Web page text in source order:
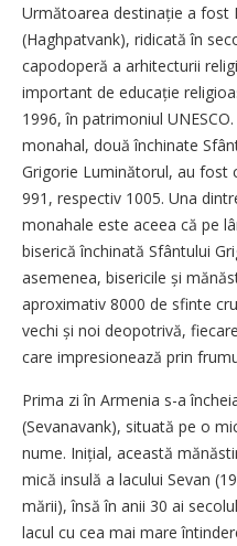
Următoarea destinație a fost
(Haghpatvank), ridicată în
capodoperă a arhitecturii
important de educație
1996, în patrimoniul
monahal, două închinate
Grigorie Luminătorul, au fost
991, respectiv 1005. Una
monahale este aceea că pe
biserică închinată Sfântului
asemenea, bisericile și
aproximativ 8000 de sfinte
vechi și noi deopotrivă,
care impresionează prin
Prima zi în Armenia s-a
(Sevanavank), situată pe o
nume. Inițial, această
mică insulă a lacului Sevan
mării), însă în anii 30 ai
lacul cu cea mai mare